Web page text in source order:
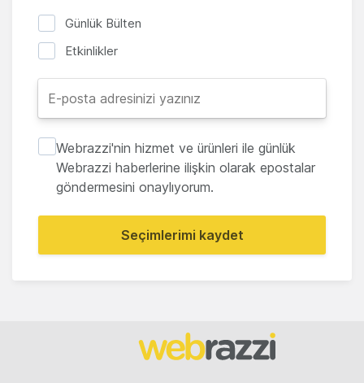
Günlük Bülten
Etkinlikler
Webrazzi'nin hizmet ve ürünleri ile günlük
Webrazzi haberlerine ilişkin olarak epostalar
göndermesini onaylıyorum.
Seçimlerimi kaydet